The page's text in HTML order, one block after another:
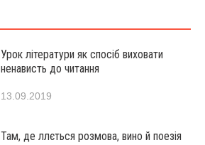
Урок літератури як спосіб виховати
ненависть до читання
13.09.2019
Там, де ллється розмова, вино й поезія